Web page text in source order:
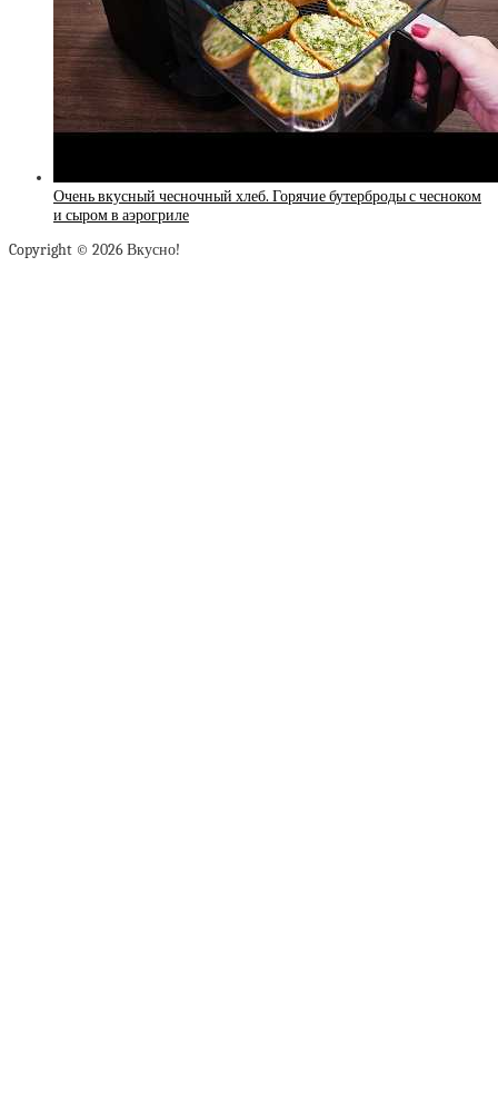
Очень вкусный чесночный хлеб. Горячие бутерброды с чесноком
и сыром в аэрогриле
Copyright © 2026 Вкусно!